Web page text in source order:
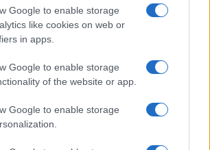
Google to enable storage
like cookies on web or
in apps.
Google to enable storage
of the website or app.
Google to enable storage
come scegliere il fitness